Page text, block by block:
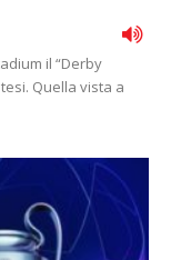
il “Derby
Quella vista a